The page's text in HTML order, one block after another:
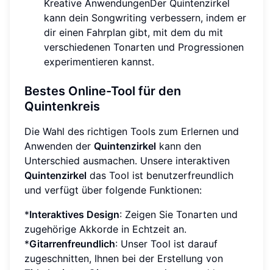
Kreative AnwendungenDer Quintenzirkel
kann dein Songwriting verbessern, indem er
dir einen Fahrplan gibt, mit dem du mit
verschiedenen Tonarten und Progressionen
experimentieren kannst.
Bestes Online-Tool für den
Quintenkreis
Die Wahl des richtigen Tools zum Erlernen und
Anwenden der Quintenzirkel kann den
Unterschied ausmachen. Unsere interaktiven
Quintenzirkel das Tool ist benutzerfreundlich
und verfügt über folgende Funktionen:
*Interaktives Design: Zeigen Sie Tonarten und
zugehörige Akkorde in Echtzeit an.
*Gitarrenfreundlich: Unser Tool ist darauf
zugeschnitten, Ihnen bei der Erstellung von